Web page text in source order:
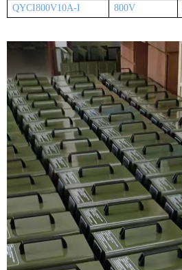
QYCI800V10A-I
800V